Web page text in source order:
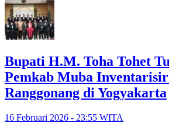
Bupati H.M. Toha Tohet
Pemkab Muba
Ranggonang di Yogyakarta
16 Februari 2026 - 23:55 WITA